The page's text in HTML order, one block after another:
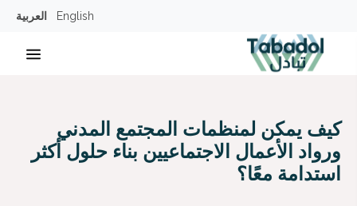
English العربية
Close main
كيف يمكن لمنظمات المجتمع المدني
ورواد الأعمال الاجتماعيين بناء حلول أكثر
استدامة معًا؟